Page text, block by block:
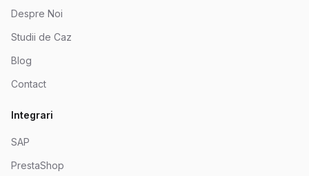
Despre Noi
Studii de Caz
Blog
Contact
Integrari
SAP
PrestaShop